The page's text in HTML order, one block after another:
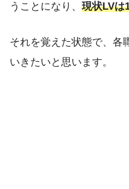
うことになり、 現状LVは
それを覚えた状態で、各
いきたいと思います。